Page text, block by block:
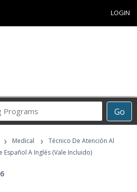
LOGIN
Go
Career
Programs
› Medical ›
Técnico De Atención Al
Español A Inglés (Vale Incluido)